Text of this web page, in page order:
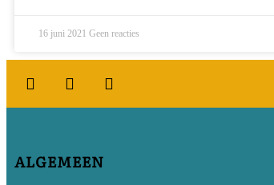
16 juni 2021 Geen reacties
ALGEMEEN